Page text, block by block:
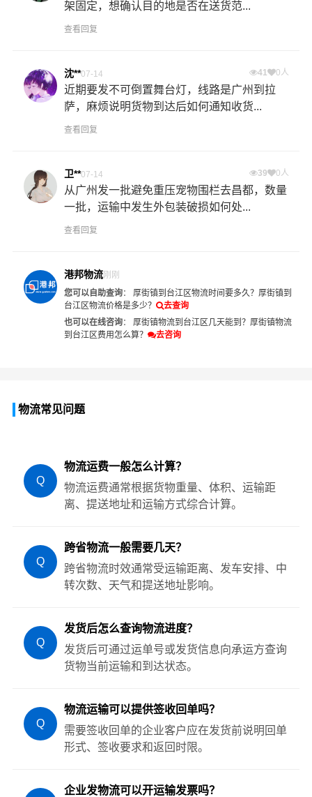
架固定，想确认目的地是否在送货范...
查看回复
沈**07-14 41 0人
近期要发不可倒置舞台灯，线路是广州到拉
萨，麻烦说明货物到达后如何通知收货...
查看回复
卫**07-14 39 0人
从广州发一批避免重压宠物围栏去昌都，数量
一批，运输中发生外包装破损如何处...
查看回复
港邦物流刚刚
您可以自助查询： 厚街镇到台江区物流时间要多久？ 厚街镇到
台江区物流价格是多少？
去查询
也可以在线咨询： 厚街镇物流到台江区几天能到？ 厚街镇物流
到台江区费用怎么算？
去咨询
物流常见问题
Q
物流运费一般怎么计算？
物流运费通常根据货物重量、体积、运输距
离、提送地址和运输方式综合计算。
Q
跨省物流一般需要几天？
跨省物流时效通常受运输距离、发车安排、中
转次数、天气和提送地址影响。
Q
发货后怎么查询物流进度？
发货后可通过运单号或发货信息向承运方查询
货物当前运输和到达状态。
Q
物流运输可以提供签收回单吗？
需要签收回单的企业客户应在发货前说明回单
形式、签收要求和返回时限。
企业发物流可以开运输发票吗？